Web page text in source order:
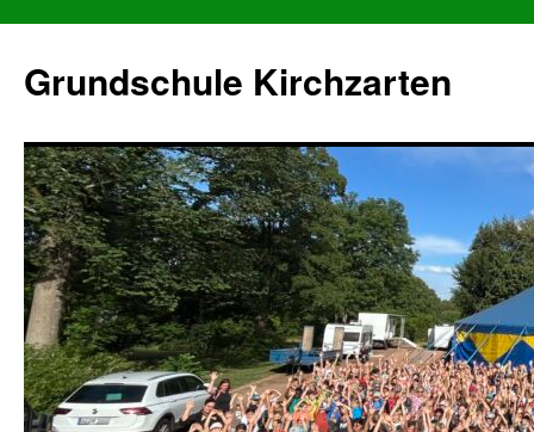
Grundschule Kirchzarten